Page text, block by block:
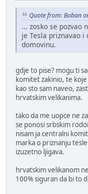
Quote from: Boban
... zosko se pozvao
je Tesla priznavao i
domovinu.
gdje to pise? mogu ti
komitet zakinio, te
kao sto sam naveo,
hrvatskim velikanima.
tako da me uopce ne
se ponosi srbskim
nisam ja centralni
marka o priznanju
izuzetno ljigava.
hrvatskim velikanom
100% siguran da bi to